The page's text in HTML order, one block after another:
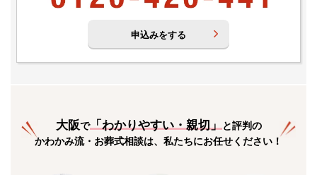
申込みをする
大阪で「わかりやすい・親切」と評判の
かわかみ流・お葬式相談は、私たちにお任せください！